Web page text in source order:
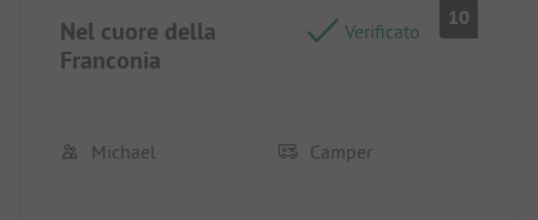
Nel cuore della
Franconia
Verificato
10
Michael Camper